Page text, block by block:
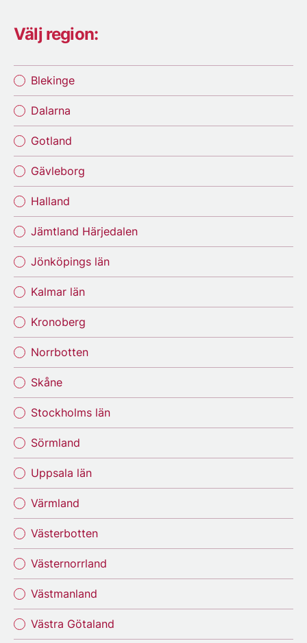
Välj region:
Blekinge
Dalarna
Gotland
Gävleborg
Halland
Jämtland Härjedalen
Jönköpings län
Kalmar län
Kronoberg
Norrbotten
Skåne
Stockholms län
Sörmland
Uppsala län
Värmland
Västerbotten
Västernorrland
Västmanland
Västra Götaland